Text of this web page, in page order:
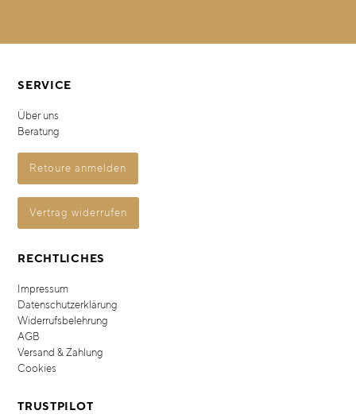
SERVICE
Über uns
Beratung
Retoure anmelden
Vertrag widerrufen
RECHTLICHES
Impressum
Datenschutzerklärung
Widerrufsbelehrung
AGB
Versand & Zahlung
Cookies
TRUSTPILOT